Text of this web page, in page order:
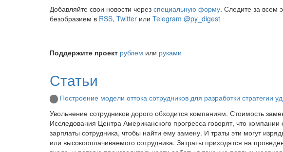
Добавляйте свои новости через специальную форму. Следите за всем
безобразием в RSS, Twitter или Telegram @py_digest
Поддержите проект рублем или руками
Статьи
Построение модели оттока сотрудников для разработки стратегии
Увольнение сотрудников дорого обходится компаниям. Стоимость
Исследования Центра Американского прогресса говорят, что
зарплаты сотрудника, чтобы найти ему замену. И траты эти могут
или высокооплачиваемого сотрудника. Затраты приходятся на